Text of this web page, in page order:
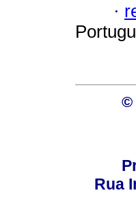
·
©
Rua